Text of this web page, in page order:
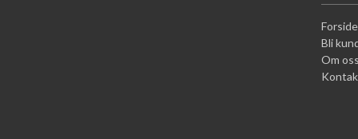
Forside
Bli
Om